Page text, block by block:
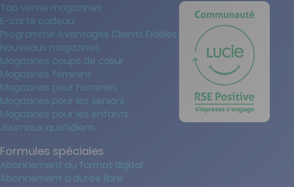
Top vente magazines
E-carte cadeau
Programme Avantages Clients Fidèles
Nouveaux magazines
Magazines coups de cœur
Magazines féminins
Magazines pour hommes
Magazines pour les seniors
Magazines pour les enfants
Journaux quotidiens
Formules spéciales
Abonnement au format digital
Abonnement à durée libre